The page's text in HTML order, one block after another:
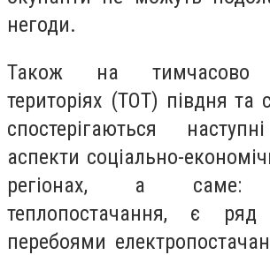
негоди.
Також на тимчасово
територіях (ТОТ) півдня та
спостерігаються
аспекти соціально-
регіонах, а саме:
теплопостачання, є
перебоями